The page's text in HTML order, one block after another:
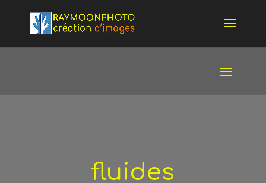
fluides